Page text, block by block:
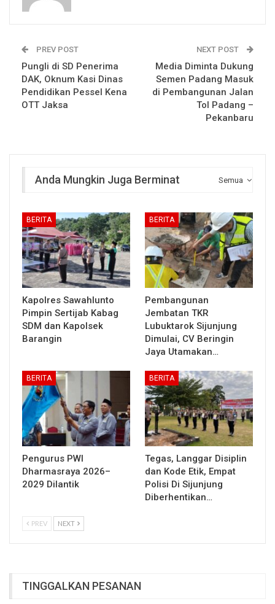
PREV POST
Pungli di SD Penerima
DAK, Oknum Kasi Dinas
Pendidikan Pessel Kena
OTT Jaksa
NEXT POST
Media Diminta Dukung
Semen Padang Masuk
di Pembangunan Jalan
Tol Padang –
Pekanbaru
Semua
Anda Mungkin Juga Berminat
BERITA
Kapolres Sawahlunto
Pimpin Sertijab Kabag
SDM dan Kapolsek
Barangin
BERITA
Pembangunan
Jembatan TKR
Lubuktarok Sijunjung
Dimulai, CV Beringin
Jaya Utamakan…
BERITA
Pengurus PWI
Dharmasraya 2026–
2029 Dilantik
BERITA
Tegas, Langgar Disiplin
dan Kode Etik, Empat
Polisi Di Sijunjung
Diberhentikan…
PREV NEXT
TINGGALKAN PESANAN